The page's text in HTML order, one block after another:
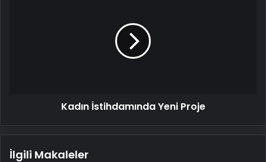
Kadın İstihdamında Yeni Proje
İlgili Makaleler